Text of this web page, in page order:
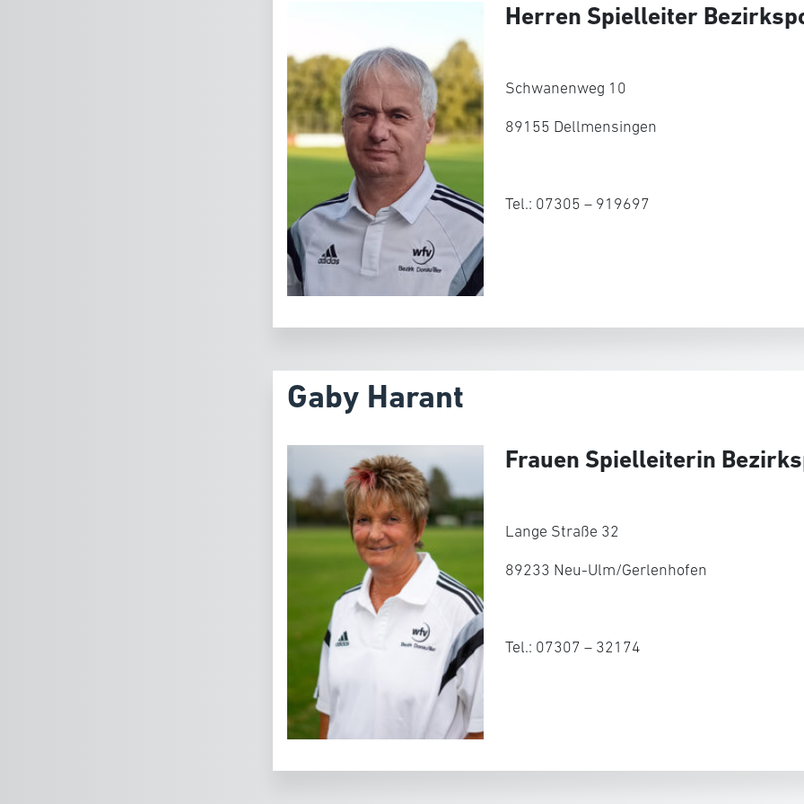
Herren Spielleiter
Schwanenweg 10
89155 Dellmensingen
Tel.: 07305 – 919697
Gaby Harant
Frauen Spielleiterin
Lange Straße 32
89233 Neu-Ulm/Gerlenhofen
Tel.: 07307 – 32174